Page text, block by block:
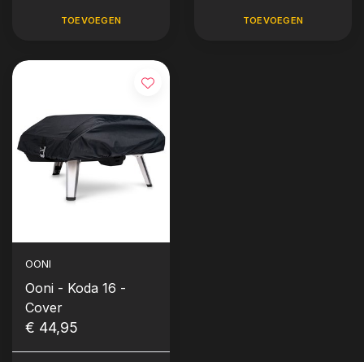
TOEVOEGEN TOEVOEGEN
OONI
Ooni - Koda 16 -
Cover
€ 44,95